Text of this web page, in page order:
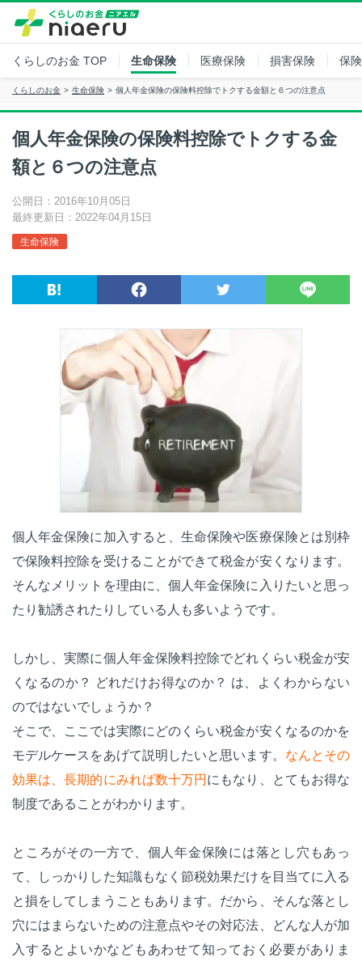
くらしのお金 TOP 生命保険 医療保険 損害保険 保
くらしのお金 生命保険 個人年金保険の保険料控除でトクする金額と６つの注意点
個人年金保険の保険料控除でトクする金
額と６つの注意点
公開日：2016年10月05日
最終更新日：2022年04月15日
生命保険
個人年金保険に加入すると、生命保険や医療保険とは別枠
で保険料控除を受けることができて税金が安くなります。
そんなメリットを理由に、個人年金保険に入りたいと思っ
たり勧誘されたりしている人も多いようです。
しかし、実際に個人年金保険料控除でどれくらい税金が安
くなるのか？ どれだけお得なのか？ は、よくわからない
のではないでしょうか？
そこで、ここでは実際にどのくらい税金が安くなるのかを
モデルケースをあげて説明したいと思います。 なんとその
効果は、長期的にみれば数十万円 にもなり、とてもお得な
制度であることがわかります。
ところがその一方で、個人年金保険には落とし穴もあっ
て、しっかりした知識もなく節税効果だけを目当てに入る
と損をしてしまうこともあります。だから、そんな落とし
穴にはまらないための注意点やその対応法、どんな人が加
入するとよいかなどもあわせて知っておく必要がありま